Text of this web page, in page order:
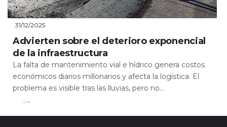
31/12/2025
Advierten sobre el deterioro exponencial
de la infraestructura
La falta de mantenimiento vial e hídrico genera costos
económicos diarios millonarios y afecta la logística. El
problema es visible tras las lluvias, pero no...
Leer Más